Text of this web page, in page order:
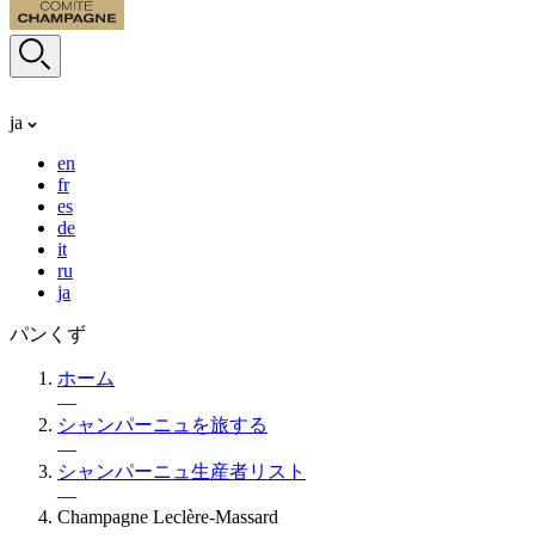
ja
en
fr
es
de
it
ru
ja
パンくず
ホーム
—
シャンパーニュを旅する
—
シャンパーニュ生産者リスト
—
Champagne Leclère-Massard